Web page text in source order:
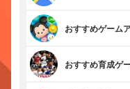
おすすめゲーム
おすすめ育成ゲ